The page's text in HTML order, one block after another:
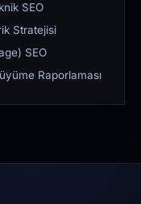
SEO
Stratejisi
SEO
Raporlaması